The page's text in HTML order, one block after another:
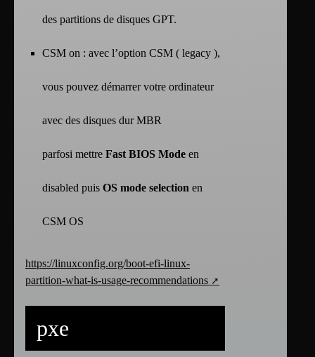
des partitions de disques GPT.
CSM on : avec l’option CSM ( legacy ),
vous pouvez démarrer votre ordinateur
avec des disques dur MBR
parfosi mettre Fast BIOS Mode en
disabled puis OS mode selection en
CSM OS
https://linuxconfig.org/boot-efi-linux-
partition-what-is-usage-recommendations
pxe